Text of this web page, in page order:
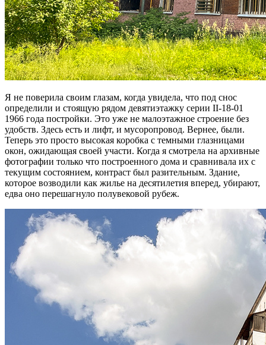
Я не поверила своим глазам, когда увидела, что под снос
определили и стоящую рядом девятиэтажку серии II-18-01
1966 года постройки. Это уже не малоэтажное строение без
удобств. Здесь есть и лифт, и мусоропровод. Вернее, были.
Теперь это просто высокая коробка с темными глазницами
окон, ожидающая своей участи. Когда я смотрела на архивные
фотографии только что построенного дома и сравнивала их с
текущим состоянием, контраст был разительным. Здание,
которое возводили как жилье на десятилетия вперед, убирают,
едва оно перешагнуло полувековой рубеж.